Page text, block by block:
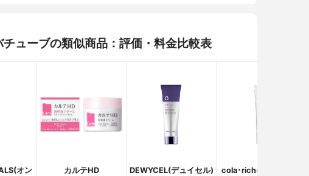
ューブの類似商品：評価・料金比較表
オン
カルテHD
DEWYCEL(デュイセル)
cola･rich(コラリッチ)